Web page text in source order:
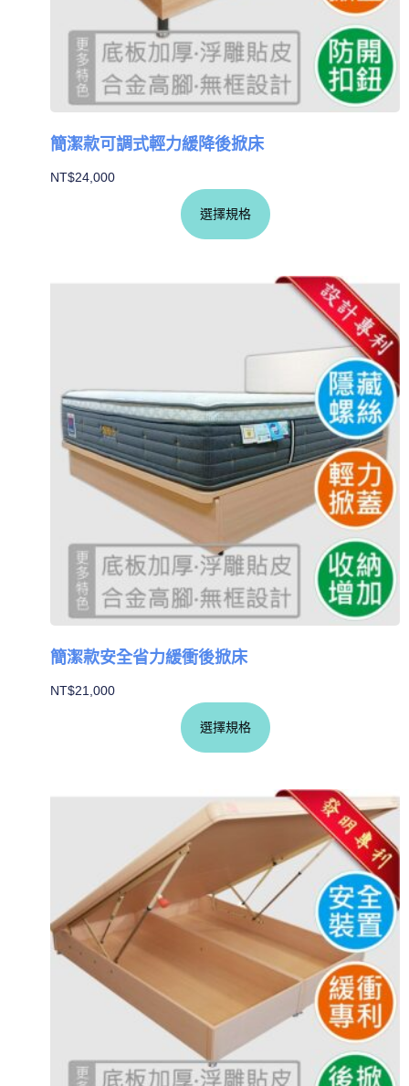
簡潔款可調式輕力緩降後掀床
NT$24,000
選擇規格
簡潔款安全省力緩衝後掀床
NT$21,000
選擇規格